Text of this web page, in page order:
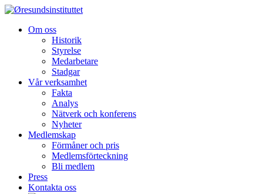
Om oss
Historik
Styrelse
Medarbetare
Stadgar
Vår verksamhet
Fakta
Analys
Nätverk och konferens
Nyheter
Medlemskap
Förmåner och pris
Medlemsförteckning
Bli medlem
Press
Kontakta oss